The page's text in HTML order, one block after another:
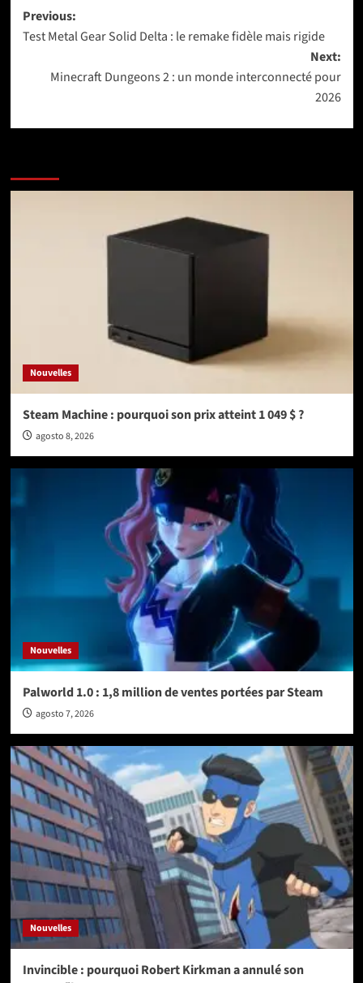
Post
navigation
Previous:
Test Metal Gear Solid Delta : le remake fidèle mais rigide
Next:
Minecraft Dungeons 2 : un monde interconnecté pour
2026
Nouvelles
Steam Machine : pourquoi son prix atteint 1 049 $ ?
agosto 8, 2026
Nouvelles
Palworld 1.0 : 1,8 million de ventes portées par Steam
agosto 7, 2026
Nouvelles
Invincible : pourquoi Robert Kirkman a annulé son